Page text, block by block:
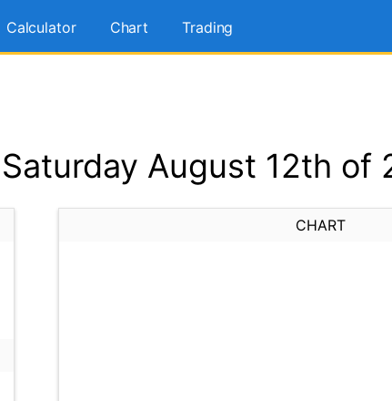
Calculator Chart Trading
August 12th of
CHART